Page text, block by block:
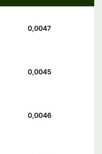
0,0047
0,0045
0,0046